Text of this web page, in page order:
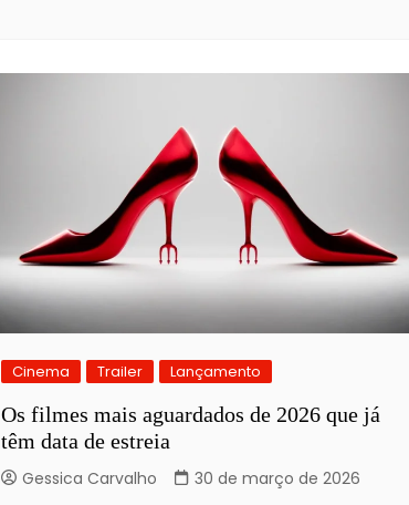
Cinema Trailer Lançamento
Os filmes mais aguardados de 2026 que já
têm data de estreia
Gessica Carvalho 30 de março de 2026